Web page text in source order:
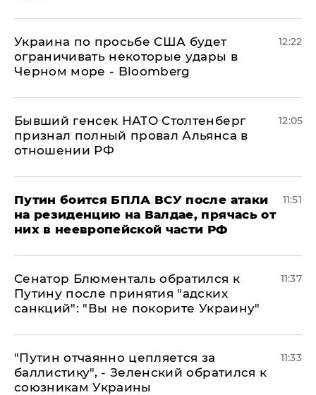
Украина по просьбе США будет
ограничивать некоторые удары в
Черном море - Bloomberg
12:22
Бывший генсек НАТО Столтенберг
признал полный провал Альянса в
отношении РФ
12:05
Путин боится БПЛА ВСУ после атаки
на резиденцию на Валдае, прячась от
них в неевропейской части РФ
11:51
Сенатор Блюменталь обратился к
Путину после принятия "адских
санкций": "Вы не покорите Украину"
11:37
"Путин отчаянно цепляется за
баллистику", - Зеленский обратился к
союзникам Украины
11:33